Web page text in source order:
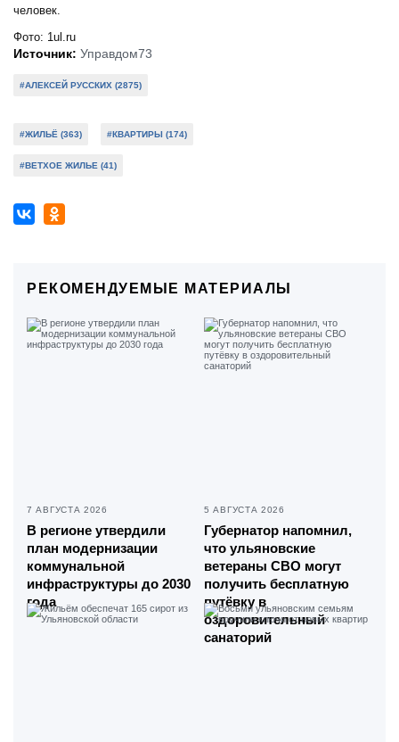
человек.
Фото: 1ul.ru
Источник: Управдом73
#АЛЕКСЕЙ РУССКИХ (2875)
#ЖИЛЬЁ (363) #КВАРТИРЫ (174)
#ВЕТХОЕ ЖИЛЬЕ (41)
РЕКОМЕНДУЕМЫЕ МАТЕРИАЛЫ
7 АВГУСТА 2026
В регионе утвердили
план модернизации
коммунальной
инфраструктуры до 2030
года
5 АВГУСТА 2026
Губернатор напомнил,
что ульяновские
ветераны СВО могут
получить бесплатную
путёвку в
оздоровительный
санаторий